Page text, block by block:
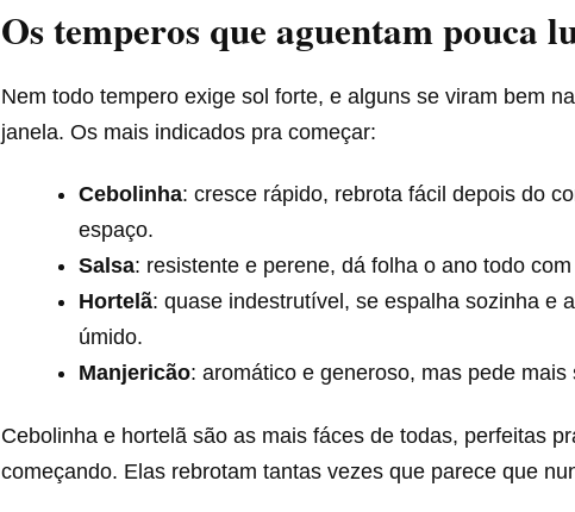
Os temperos que aguentam pouca
Nem todo tempero exige sol forte, e alguns se viram bem
janela. Os mais indicados pra começar:
Cebolinha: cresce rápido, rebrota fácil depois do
espaço.
Salsa: resistente e perene, dá folha o ano todo
Hortelã: quase indestrutível, se espalha sozinha e
úmido.
Manjericão: aromático e generoso, mas pede
Cebolinha e hortelã são as mais fáces de todas, perfeitas
começando. Elas rebrotam tantas vezes que parece que